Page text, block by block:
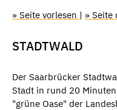
» Seite vorlesen | » Seite
STADTWALD
Der Saarbrücker
Stadt in rund 20
"grüne Oase" der